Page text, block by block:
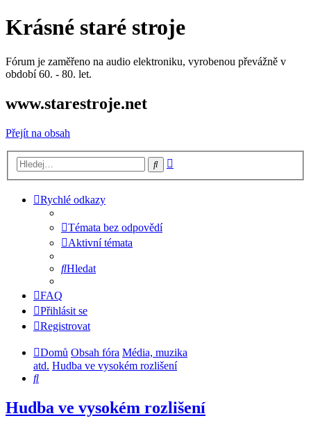
Krásné staré stroje
Fórum je zaměřeno na audio elektroniku, vyrobenou převážně v
období 60. - 80. let.
www.starestroje.net
Přejít na obsah
Hledat
Rychlé odkazy
Témata bez odpovědí
Aktivní témata
Hledat
FAQ
Přihlásit se
Registrovat
Domů Obsah fóra Média, muzika
atd. Hudba ve vysokém rozlišení
Hledat
Hudba ve vysokém rozlišení